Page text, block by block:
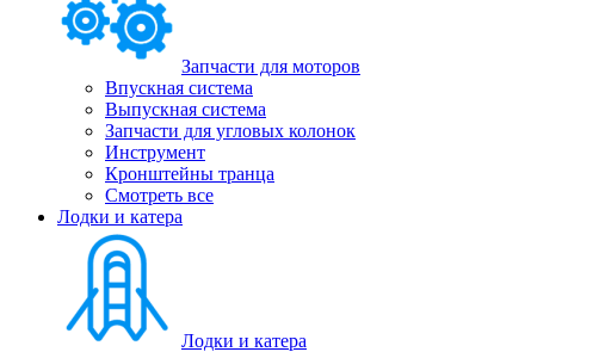
Запчасти для моторов
Впускная система
Выпускная система
Запчасти для угловых колонок
Инструмент
Кронштейны транца
Смотреть все
Лодки и катера
Лодки и катера